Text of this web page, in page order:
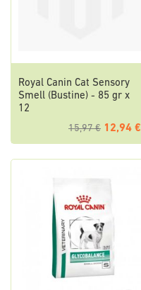
Royal Canin Cat Sensory
Smell (Bustine) - 85 gr x
12
15,97 € 12,94 €